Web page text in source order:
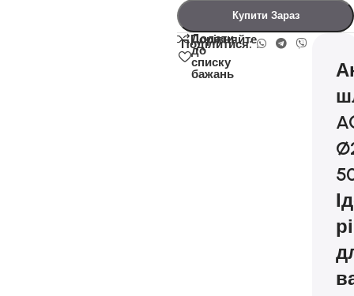
Купити Зараз
Порівняйте
Додати
до
списку
бажань
Поділитися: